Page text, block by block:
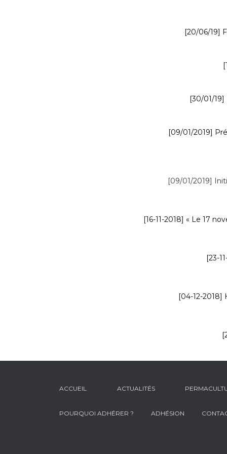
[20/06/19]
[30/01/19]
[09/01/2019]
[09/01/2019]
[16-11-2018] « Le 17
[23-
[04-12-2018]
ACCUEIL ACTUALITÉS
POURQUOI ADHÉRER ? ADHÉSION